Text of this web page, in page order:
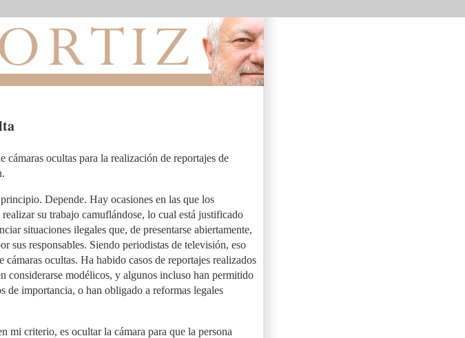
cámaras ocultas para la realización de reportajes de
Depende. Hay ocasiones en las que los
su trabajo camuflándose, lo cual está justificado
situaciones ilegales que, de presentarse abiertamente,
sus responsables. Siendo periodistas de televisión, eso
ocultas. Ha habido casos de reportajes realizados
considerarse modélicos, y algunos incluso han permitido
de importancia, o han obligado a reformas legales
mi criterio, es ocultar la cámara para que la persona